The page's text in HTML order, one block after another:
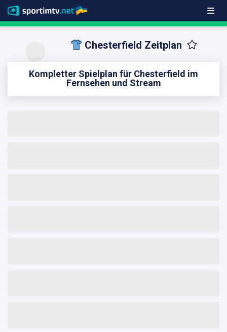
Chesterfield Zeitplan
Kompletter Spielplan für Chesterfield im
Fernsehen und Stream